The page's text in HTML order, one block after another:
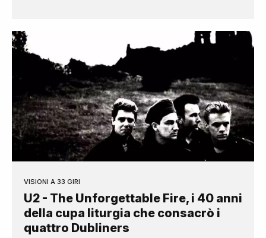
VISIONI A 33 GIRI
U2 - The Unforgettable Fire, i 40 anni
della cupa liturgia che consacrò i
quattro Dubliners